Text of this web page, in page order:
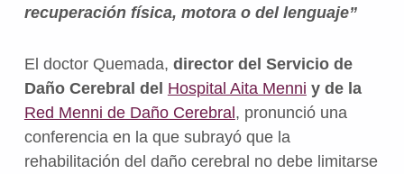
recuperación física, motora o del lenguaje”
El doctor Quemada, director del Servicio de
Daño Cerebral del Hospital Aita Menni y de la
Red Menni de Daño Cerebral, pronunció una
conferencia en la que subrayó que la
rehabilitación del daño cerebral no debe limitarse